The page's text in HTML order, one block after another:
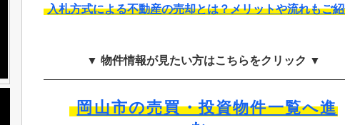
入札方式による不動産の売却とは？メリットや流れもご
▼ 物件情報が見たい方はこちらをクリック ▼
岡山市の売買・投資物件一覧へ進